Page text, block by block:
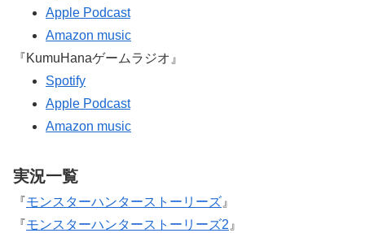
Apple Podcast
Amazon music
『KumuHanaゲームラジオ』
Spotify
Apple Podcast
Amazon music
実況一覧
『モンスターハンターストーリーズ 』
『モンスターハンターストーリーズ2 』